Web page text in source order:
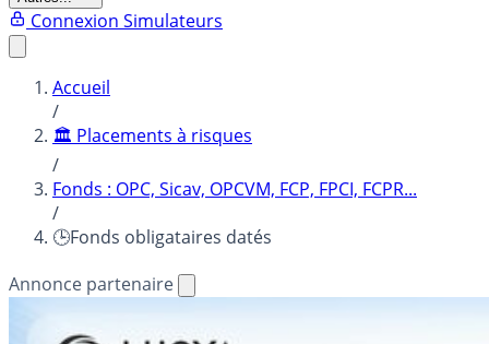
Connexion Simulateurs
Accueil
/
🏛️ Placements à risques
/
Fonds : OPC, Sicav, OPCVM, FCP, FPCI, FCPR...
/
🕒Fonds obligataires datés
Annonce partenaire